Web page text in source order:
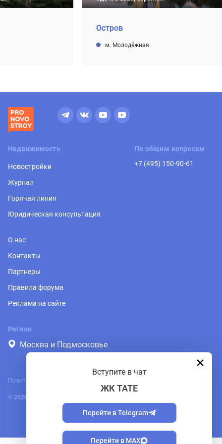
Остров
м. Молодёжная
Недвижимость
Новостройки
Журнал
Горячая линия
Юридическая консультация
По общим вопросам
+7 (495) 150-90-61
О нас
Контакты
Партнеры
Правила форума
Реклама на сайте
Регион
Москва и Подмосковье
© 2026, PRONOVOSTROY.RU
Политика обработки персональных данных
Вступите в чат
ЖК TATE
Перейти в Telegram
Перейти в MAX